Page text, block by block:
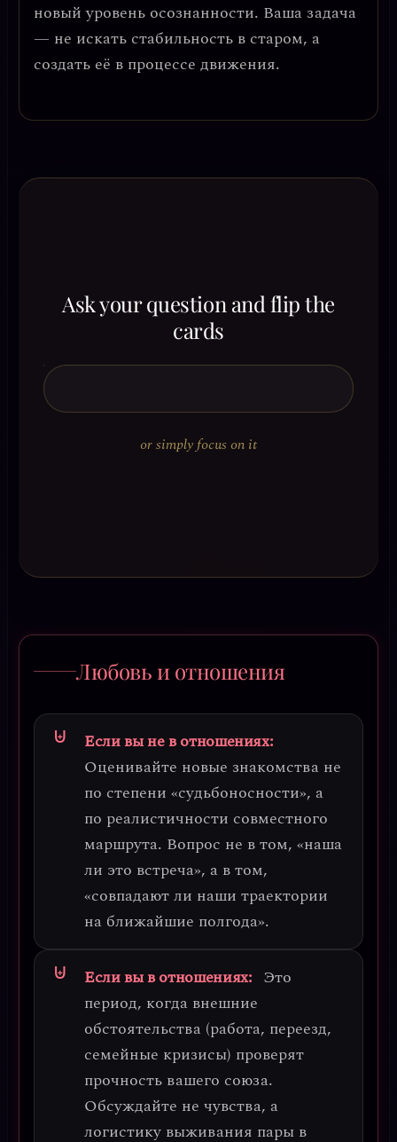
новый уровень осознанности. Ваша задача
— не искать стабильность в старом, а
создать её в процессе движения.
Ask your question and flip the
cards
or simply focus on it
Любовь и отношения
Если вы не в отношениях:
Оценивайте новые знакомства не
по степени «судьбоносности», а
по реалистичности совместного
маршрута. Вопрос не в том, «наша
ли это встреча», а в том,
«совпадают ли наши траектории
на ближайшие полгода».
Если вы в отношениях: Это
период, когда внешние
обстоятельства (работа, переезд,
семейные кризисы) проверят
прочность вашего союза.
Обсуждайте не чувства, а
логистику выживания пары в